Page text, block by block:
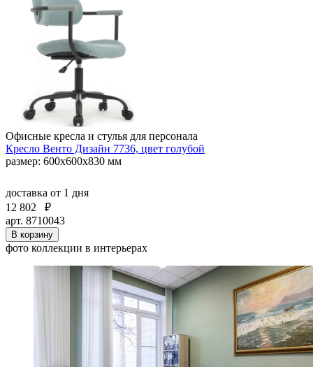
Офисные кресла и стулья для персонала
Кресло Венто Дизайн 7736, цвет голубой
размер: 600х600х830 мм
доставка от 1 дня
12 802
₽
арт. 8710043
В корзину
фото коллекции в интерьерах